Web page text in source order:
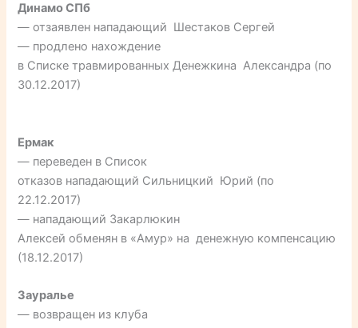
Динамо СПб
— отзаявлен нападающий Шестаков Сергей
— продлено нахождение
в Списке травмированных Денежкина Александра (по
30.12.2017)
Ермак
— переведен в Список
отказов нападающий Сильницкий Юрий (по
22.12.2017)
— нападающий Закарлюкин
Алексей обменян в «Амур» на денежную компенсацию
(18.12.2017)
Зауралье
— возвращен из клуба